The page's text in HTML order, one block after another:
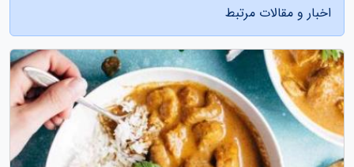
اخبار و مقالات مرتبط